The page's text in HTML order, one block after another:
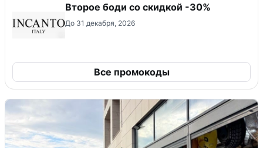
Второе боди со скидкой -30%
До 31 декабря, 2026
Все промокоды